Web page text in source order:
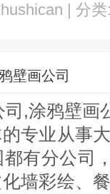
| 分
壁画公司
,涂鸦壁画
专业从事
有分公司
墙彩绘、